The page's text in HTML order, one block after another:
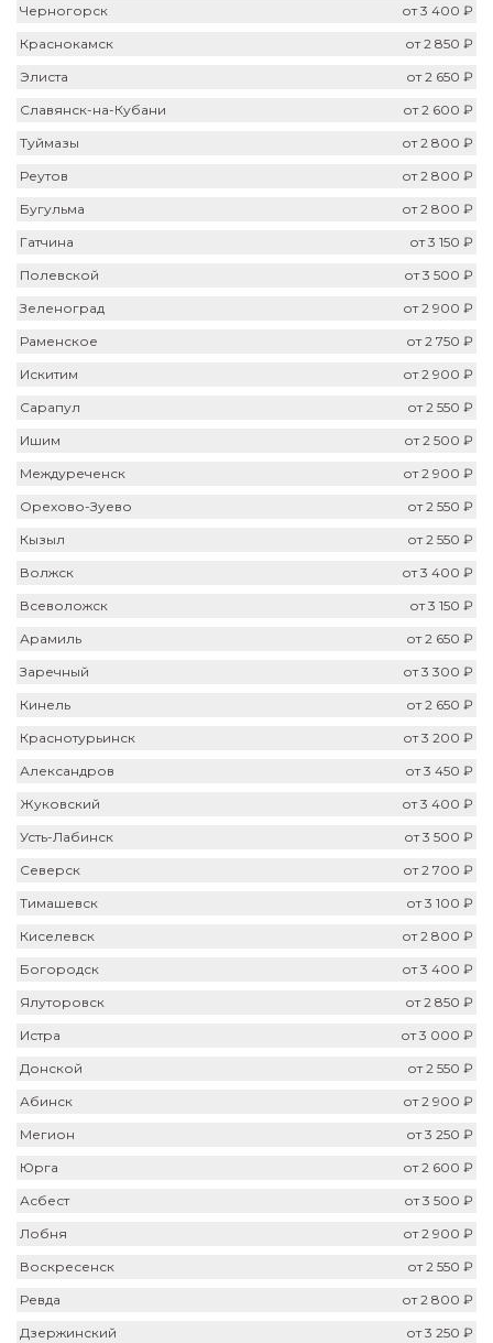
Черногорск
от 3 400 ₽
Краснокамск
от 2 850 ₽
Элиста
от 2 650 ₽
Славянск-на-Кубани
от 2 600 ₽
Туймазы
от 2 800 ₽
Реутов
от 2 800 ₽
Бугульма
от 2 800 ₽
Гатчина
от 3 150 ₽
Полевской
от 3 500 ₽
Зеленоград
от 2 900 ₽
Раменское
от 2 750 ₽
Искитим
от 2 900 ₽
Сарапул
от 2 550 ₽
Ишим
от 2 500 ₽
Междуреченск
от 2 900 ₽
Орехово-Зуево
от 2 550 ₽
Кызыл
от 2 550 ₽
Волжск
от 3 400 ₽
Всеволожск
от 3 150 ₽
Арамиль
от 2 650 ₽
Заречный
от 3 300 ₽
Кинель
от 2 650 ₽
Краснотурьинск
от 3 200 ₽
Александров
от 3 450 ₽
Жуковский
от 3 400 ₽
Усть-Лабинск
от 3 500 ₽
Северск
от 2 700 ₽
Тимашевск
от 3 100 ₽
Киселевск
от 2 800 ₽
Богородск
от 3 400 ₽
Ялуторовск
от 2 850 ₽
Истра
от 3 000 ₽
Донской
от 2 550 ₽
Абинск
от 2 900 ₽
Мегион
от 3 250 ₽
Юрга
от 2 600 ₽
Асбест
от 3 500 ₽
Лобня
от 2 900 ₽
Воскресенск
от 2 550 ₽
Ревда
от 2 800 ₽
Дзержинский
от 3 250 ₽